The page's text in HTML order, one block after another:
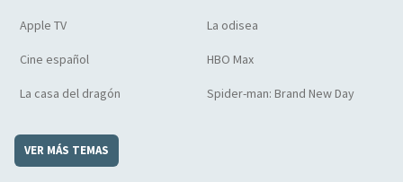
Apple TV La odisea
Cine español HBO Max
La casa del dragón Spider-man: Brand New Day
VER MÁS TEMAS